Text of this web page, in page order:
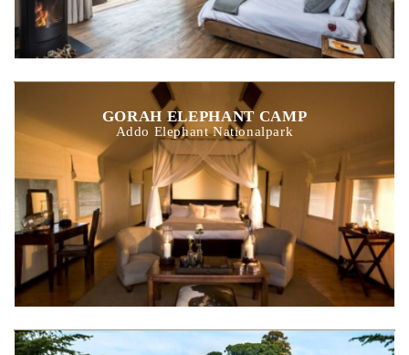
GORAH ELEPHANT CAMP
Addo Elephant Nationalpark